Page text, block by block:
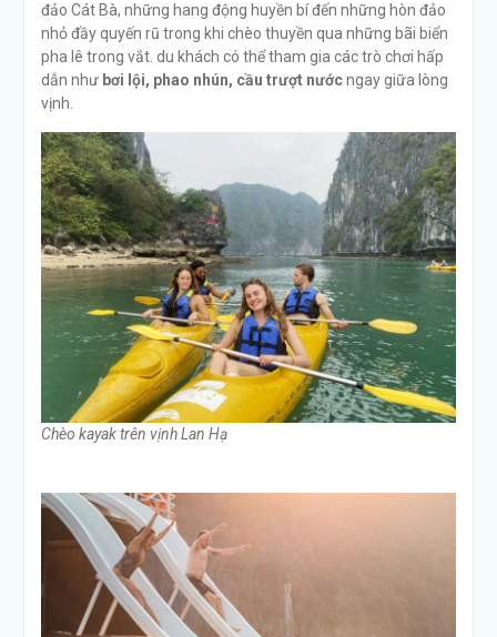
đảo Cát Bà, những hang động huyền bí đến những hòn đảo
nhỏ đầy quyến rũ trong khi chèo thuyền qua những bãi biển
pha lê trong vắt. du khách có thể tham gia các trò chơi hấp
dẫn như bơi lội, phao nhún, cầu trượt nướcngay giữa lòng
vịnh.
Chèo kayak trên vịnh Lan Hạ